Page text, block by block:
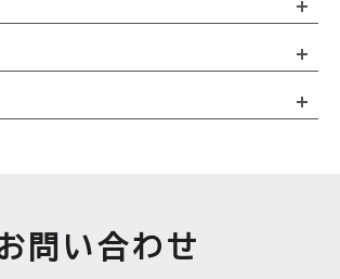
問い合わせ